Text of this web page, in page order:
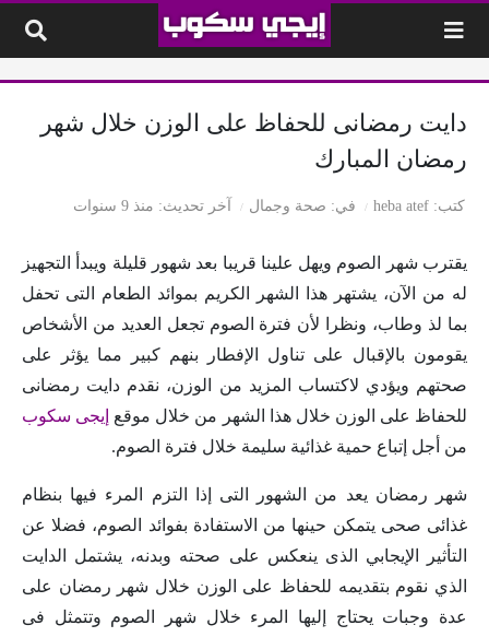
دايت رمضانى للحفاظ على الوزن خلال شهر
رمضان المبارك
كتب heba atef في صحة وجمال آخر تحديث منذ 9 سنوات
يقترب شهر الصوم ويهل علينا قريبا بعد شهور قليلة ويبدأ التجهيز
له من الآن، يشتهر هذا الشهر الكريم بموائد الطعام التى تحفل
بما لذ وطاب، ونظرا لأن فترة الصوم تجعل العديد من الأشخاص
يقومون بالإقبال على تناول الإفطار بنهم كبير مما يؤثر على
صحتهم ويؤدي لاكتساب المزيد من الوزن، نقدم دايت رمضانى
للحفاظ على الوزن خلال هذا الشهر من خلال موقع إيجى سكوب
من أجل إتباع حمية غذائية سليمة خلال فترة الصوم.
شهر رمضان يعد من الشهور التى إذا التزم المرء فيها بنظام
غذائى صحى يتمكن حينها من الاستفادة بفوائد الصوم، فضلا عن
التأثير الإيجابي الذى ينعكس على صحته وبدنه، يشتمل الدايت
الذي نقوم بتقديمه للحفاظ على الوزن خلال شهر رمضان على
عدة وجبات يحتاج إليها المرء خلال شهر الصوم وتتمثل فى